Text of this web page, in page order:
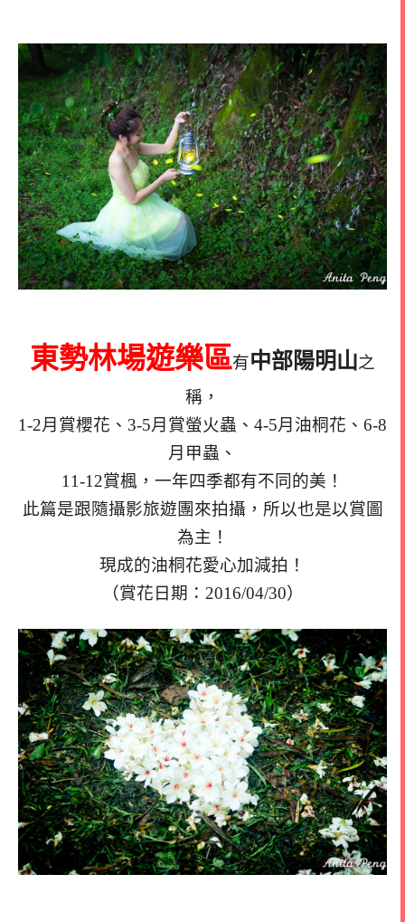
東勢林場遊樂區有中部陽明山之
稱，
1-2月賞櫻花、3-5月賞螢火蟲、4-5月油桐花、6-8
月甲蟲、
11-12賞楓，一年四季都有不同的美！
此篇是跟隨攝影旅遊團來拍攝，所以也是以賞圖
為主！
現成的油桐花愛心加減拍！
（賞花日期：2016/04/30）